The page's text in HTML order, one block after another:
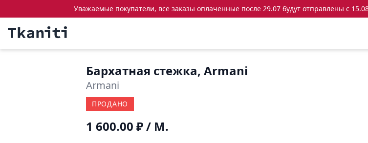
Уважаемые покупатели, все заказы оплаченные после 29.07 будут отправлены с
Бархатная стежка, Armani
Armani
ПРОДАНО
1 600.00 ₽/ М.